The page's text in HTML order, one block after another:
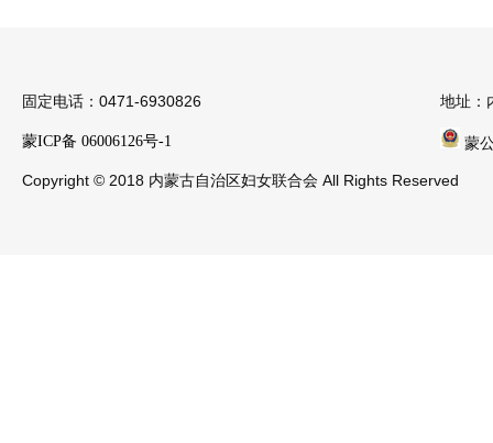
固定电话：0471-6930826 地址：
蒙ICP备 06006126号-1 蒙
Copyright © 2018 内蒙古自治区妇女联合会 All Rights Reserved